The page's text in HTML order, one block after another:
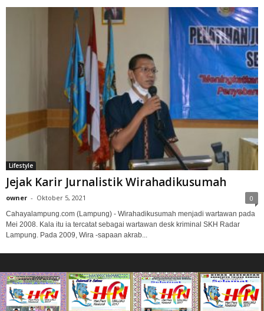
Lifestyle
Jejak Karir Jurnalistik Wirahadikusumah
owner - Oktober 5, 2021 0
Cahayalampung.com (Lampung) - Wirahadikusumah menjadi wartawan pada
Mei 2008. Kala itu ia tercatat sebagai wartawan desk kriminal SKH Radar
Lampung. Pada 2009, Wira -sapaan akrab...